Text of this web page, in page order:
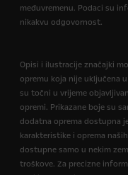
međuvremenu. Podaci su
nikakvu odgovornost.
Opisi i ilustracije značajki
opremu koja nije uključena
su točni u vrijeme
opremi. Prikazane boje su
dodatna oprema dostupna
karakteristike i oprema
dostupne samo u nekim
troškove. Za precizne